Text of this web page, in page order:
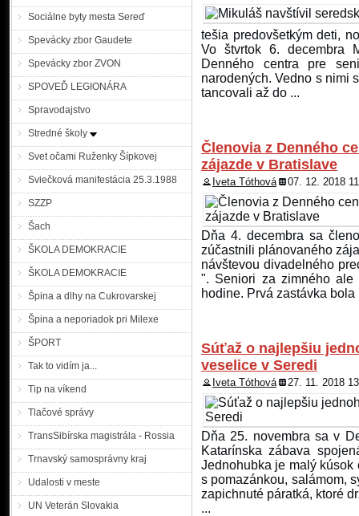
Sociálne byty mesta Sereď
Spevácky zbor Gaudete
Spevácky zbor ZVON
SPOVEĎ LEGIONÁRA
Spravodajstvo
Stredné školy
Svet očami Ruženky Šípkovej
Sviečková manifestácia 25.3.1988
SZZP
Šach
ŠKOLA DEMOKRACIE
ŠKOLA DEMOKRACIE
Špina a dlhy na Cukrovarskej
Špina a neporiadok pri Milexe
ŠPORT
Tak to vidím ja...
Tip na víkend
Tlačové správy
TransSibírska magistrála - Rossia
Trnavský samosprávny kraj
Udalosti v meste
UN Veterán Slovakia
tešia predovšetkým deti,
Vo štvrtok 6. decembra
Denného centra pre
narodených. Vedno s nimi
tancovali až do ...
Členovia z Denného
zájazde v Bratislave
Iveta Tóthová 07. 12. 2018
Dňa 4. decembra sa
zúčastnili plánovaného
návštevou divadelného
". Seniori za zimného
hodine. Prvá zastávka
Súťaž o najlepšiu
veselice v Seredi
Iveta Tóthová 27. 11. 2018
Dňa 25. novembra sa v
Katarínska zábava
Jednohubka je malý kúsok
s pomazánkou, salámom,
zapichnuté páratká, ktoré
...